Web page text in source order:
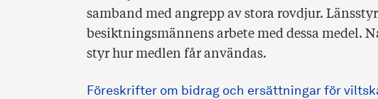
samband med angrepp av stora rovdjur.
besiktningsmännens arbete med dessa medel.
styr hur medlen får användas.
Föreskrifter om bidrag och ersättningar för